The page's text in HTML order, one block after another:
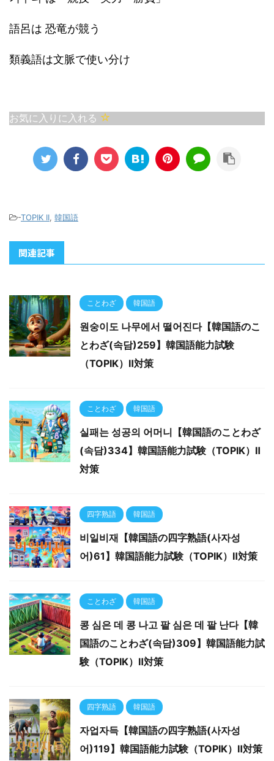
語呂は 恐竜が競う
類義語は文脈で使い分け
お気に入りに入れる
-TOPIK II, 韓国語
関連記事
ことわざ 韓国語
원숭이도 나무에서 떨어진다【韓国語のこ
とわざ(속담)259】韓国語能力試験
（TOPIK）Ⅱ対策
ことわざ 韓国語
실패는 성공의 어머니【韓国語のことわざ
(속담)334】韓国語能力試験（TOPIK）Ⅱ
対策
四字熟語 韓国語
비일비재【韓国語の四字熟語(사자성
어)61】韓国語能力試験（TOPIK）Ⅱ対策
ことわざ 韓国語
콩 심은 데 콩 나고 팥 심은 데 팥 난다【韓
国語のことわざ(속담)309】韓国語能力試
験（TOPIK）Ⅱ対策
四字熟語 韓国語
자업자득【韓国語の四字熟語(사자성
어)119】韓国語能力試験（TOPIK）Ⅱ対策